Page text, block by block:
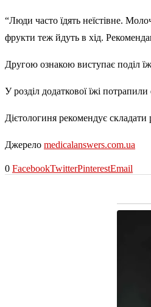
“Люди часто їдять неїстівне.
фрукти теж йдуть в хід.
Другою ознакою виступає поділ
У розділ додаткової їжі потрапили
Дієтологиня рекомендує
Джерело medicalanswers.com.ua
0 FacebookTwitterPinterestEmail